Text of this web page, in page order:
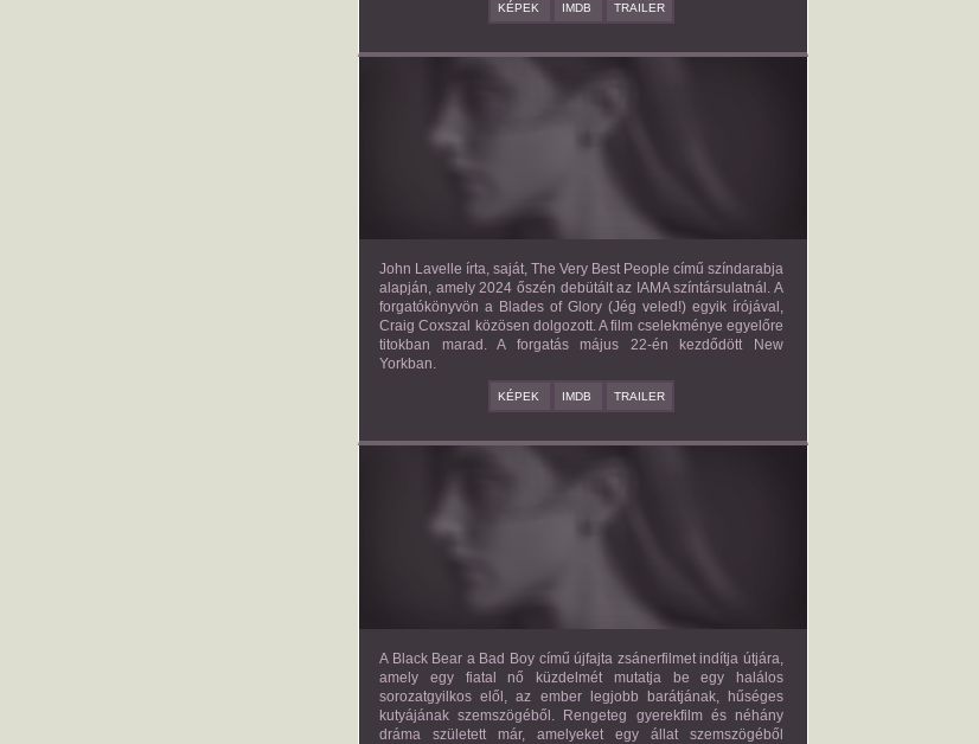
KÉPEK IMDB TRAILER
THE VERY BEST PEOPLE
John Lavelle írta, saját, The Very Best People című színdarabja
alapján, amely 2024 őszén debütált az IAMA színtársulatnál. A
forgatókönyvön a Blades of Glory (Jég veled!) egyik írójával,
Craig Coxszal közösen dolgozott. A film cselekménye egyelőre
titokban marad. A forgatás május 22-én kezdődött New
Yorkban.
KÉPEK IMDB TRAILER
BAD BOY
A Black Bear a Bad Boy című újfajta zsánerfilmet indítja útjára,
amely egy fiatal nő küzdelmét mutatja be egy halálos
sorozatgyilkos elől, az ember legjobb barátjának, hűséges
kutyájának szemszögéből. Rengeteg gyerekfilm és néhány
dráma született már, amelyeket egy állat szemszögéből